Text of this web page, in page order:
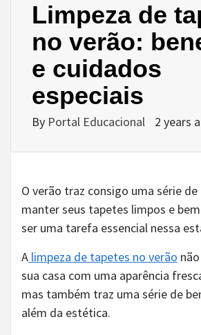
Limpeza de
no verão:
e cuidados
especiais
By Portal Educacional 2 years
O verão traz consigo uma série
manter seus tapetes limpos e
ser uma tarefa essencial nessa
A limpeza de tapetes no verão
sua casa com uma aparência
mas também traz uma série de
além da estética.